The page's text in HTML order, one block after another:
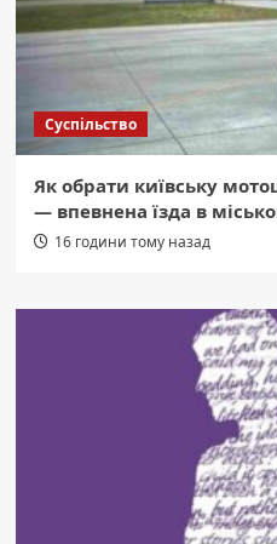
Суспільство
Як обрати київську
— впевнена їзда в
16 години тому назад